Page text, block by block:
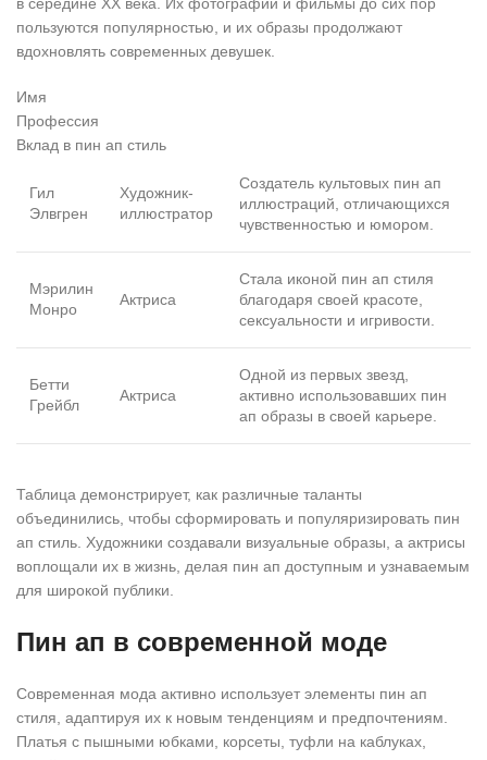
пользуются популярностью, и их образы продолжают
вдохновлять современных девушек.
Имя
Профессия
Вклад в пин ап стиль
Гил
Элвгрен
Художник-
иллюстратор
Создатель культовых пин ап
иллюстраций, отличающихся
чувственностью и юмором.
Мэрилин
Монро
Актриса
Стала иконой пин ап стиля
благодаря своей красоте,
сексуальности и игривости.
Бетти
Грейбл
Актриса
Одной из первых звезд,
активно использовавших пин
ап образы в своей карьере.
Таблица демонстрирует, как различные таланты
объединились, чтобы сформировать и популяризировать пин
ап стиль. Художники создавали визуальные образы, а актрисы
воплощали их в жизнь, делая пин ап доступным и узнаваемым
для широкой публики.
Пин ап в современной моде
Современная мода активно использует элементы пин ап
стиля, адаптируя их к новым тенденциям и предпочтениям.
Платья с пышными юбками, корсеты, туфли на каблуках,